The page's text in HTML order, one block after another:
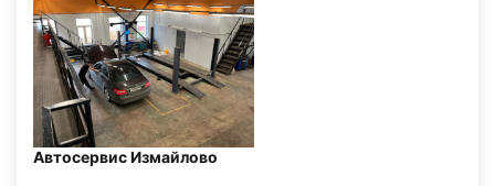
Автосервис Измайлово